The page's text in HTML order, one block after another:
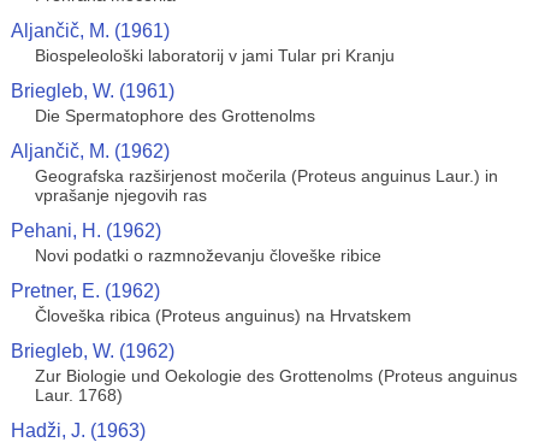
Aljančič, M. (1961)
Biospeleološki laboratorij v jami Tular pri Kranju
Briegleb, W. (1961)
Die Spermatophore des Grottenolms
Aljančič, M. (1962)
Geografska razširjenost močerila (Proteus anguinus Laur.) in
vprašanje njegovih ras
Pehani, H. (1962)
Novi podatki o razmnoževanju človeške ribice
Pretner, E. (1962)
Človeška ribica (Proteus anguinus) na Hrvatskem
Briegleb, W. (1962)
Zur Biologie und Oekologie des Grottenolms (Proteus anguinus
Laur. 1768)
Hadži, J. (1963)